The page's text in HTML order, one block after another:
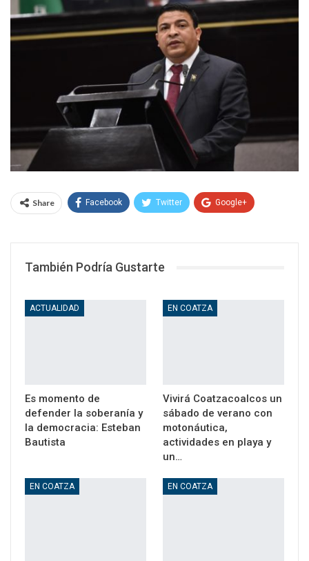
Share Facebook Twitter Google+
También Podría Gustarte
ACTUALIDAD
Es momento de
defender la soberanía y
la democracia: Esteban
Bautista
EN COATZA
Vivirá Coatzacoalcos un
sábado de verano con
motonáutica,
actividades en playa y
un…
EN COATZA EN COATZA